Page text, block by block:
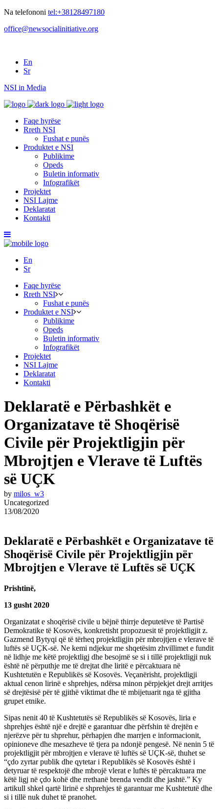
Na telefononi tel:+38128497180
office@newsocialinitiative.org
En
Sr
NSI in Media
Faqe hyrëse
Rreth NSI
Fushat e punës
Produktet e NSI
Publikime
Opeds
Buletin informativ
Infografikët
Projektet
NSI Lajme
Deklaratat
Kontakti
En
Sr
Faqe hyrëse
Rreth NSI
Fushat e punës
Produktet e NSI
Publikime
Opeds
Buletin informativ
Infografikët
Projektet
NSI Lajme
Deklaratat
Kontakti
Deklaratë e Përbashkët e
Organizatave të Shoqërisë
Civile për Projektligjin për
Mbrojtjen e Vlerave të Luftës
së UÇK
by milos_w3
Uncategorized
13/08/2020
Deklaratë e Përbashkët e Organizatave të
Shoqërisë Civile për Projektligjin për
Mbrojtjen e Vlerave të Luftës së UÇK
Prishtinë,
13 gusht 2020
Organizatat e shoqërisë civile u bëjnë thirrje deputetëve të Partisë
Demokratike të Kosovës, konkretisht propozuesit të projektligjit z.
Gazmend Bytyqi që të tërheq projektligjin për mbrojtjen e vlerave të
luftës së UÇK-së. Ne kemi ndjekur me shqetësim zhvillimet e fundit
në lidhje me këtë projektligj dhe besojmë se si i tillë projektligji nuk
është në përputhje me të drejtat dhe liritë e përcaktuara në
Kushtetutën e Republikës së Kosovës. Veçanërisht, projektligji
aktual cenon lirinë e shprehjes, ndërsa minon përpjekjet drejt arritjes
së drejtësisë për të gjithë viktimat dhe të mbijetuarit nga të gjitha
grupet etnike.
Sipas nenit 40 të Kushtetutës së Republikës së Kosovës, liria e
shprehjes është një e drejtë e garantuar dhe përfshin të drejtën e
njerëzve për tu shprehur, përhapjen dhe marrjen e informacionit,
opinioneve dhe mesazheve të tjera pa ndonjë pengesë. Në nenin 5 të
projektligjit për mbrojtjen e vlerave të luftës së UÇK-së, thuhet se
“çdo zyrtar publik dhe qytetar i Republikës së Kosovës është i
detyruar të respektojë dhe mbrojë vlerat e luftës të përcaktuara me
këtë ligj në çdo kohë dhe rrethanë brenda vendit dhe jashtë.” Ky
artikull shkel qartë lirinë e shprehjes të garantuar me Kushtetutë dhe
si i tillë nuk duhet të pranohet.